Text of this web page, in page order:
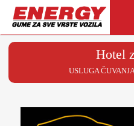
Hotel
USLUGA